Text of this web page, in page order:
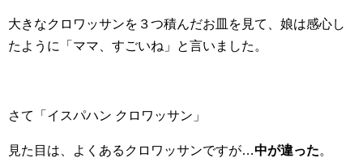
大きなクロワッサンを３つ積んだお皿を見て、娘は感心し
たように「ママ、すごいね」と言いました。
さて「イスパハン クロワッサン」
見た目は、よくあるクロワッサンですが…中が違った。